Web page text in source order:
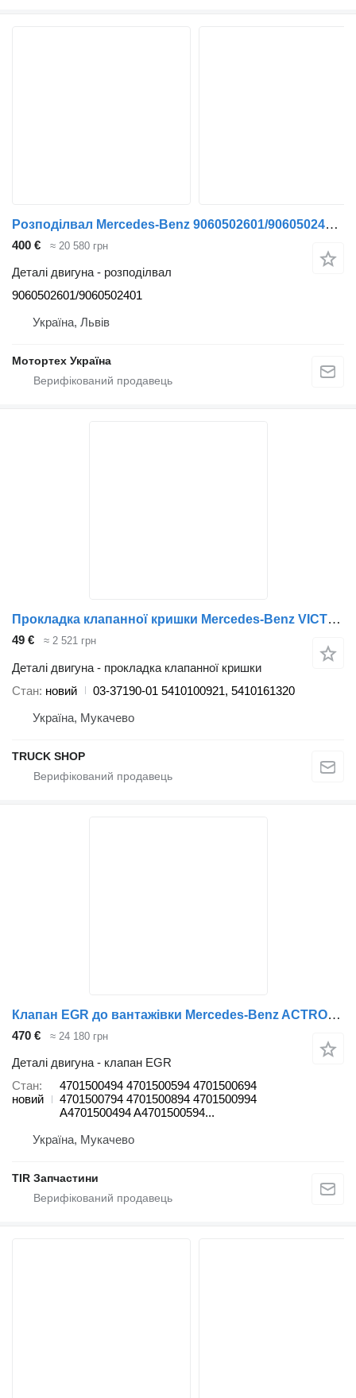
Розподілвал Mercedes-Benz 9060502601/9060502401 до вантажівки
400 € ≈ 20 580 грн
Деталі двигуна - розподілвал
9060502601/9060502401
Україна, Львів
Мотортех Україна
Прокладка клапанної кришки Mercedes-Benz VICTOR REINZ 03-37190-01 до вантажівки Mercedes-Benz ACTROS MPII
49 € ≈ 2 521 грн
Деталі двигуна - прокладка клапанної кришки
Стан новий
03-37190-01 5410100921, 5410161320
Україна, Мукачево
TRUCK SHOP
Клапан EGR до вантажівки Mercedes-Benz ACTROS MP4
470 € ≈ 24 180 грн
Деталі двигуна - клапан EGR
Стан
новий
4701500494 4701500594 4701500694
4701500794 4701500894 4701500994
A4701500494 A4701500594...
Україна, Мукачево
TIR Запчастини